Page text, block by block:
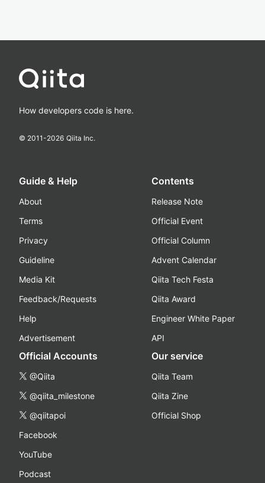
How developers code is here.
© 2011-2026 Qiita Inc.
Guide & Help
About
Terms
Privacy
Guideline
Media Kit
Feedback/Requests
Help
Advertisement
Contents
Release Note
Official Event
Official Column
Advent Calendar
Qiita Tech Festa
Qiita Award
Engineer White Paper
API
Official Accounts
@Qiita
@qiita_milestone
@qiitapoi
Facebook
YouTube
Podcast
Our service
Qiita Team
Qiita Zine
Official Shop